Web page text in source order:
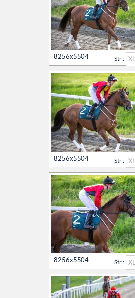
8256x5504 Str :
8256x5504 Str :
8256x5504 Str :